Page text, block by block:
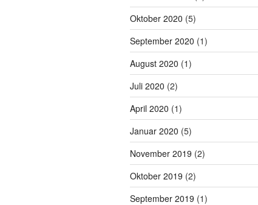
Oktober 2020 (5)
September 2020 (1)
August 2020 (1)
Juli 2020 (2)
April 2020 (1)
Januar 2020 (5)
November 2019 (2)
Oktober 2019 (2)
September 2019 (1)